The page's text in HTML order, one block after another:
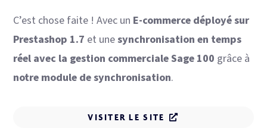
C’est chose faite ! Avec un E-commerce déployé sur
Prestashop 1.7 et unesynchronisation en temps
réel avec la gestion commerciale Sage 100 grâce à
notre module de synchronisation.
VISITER LE SITE